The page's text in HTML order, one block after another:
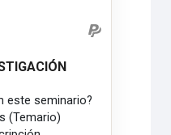
este seminario?
(Temario)